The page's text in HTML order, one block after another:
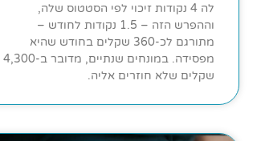
לה 4 נקודות זיכוי לפי הסטטוס שלה,
וההפרש הזה – 1.5 נקודות לחודש –
מתורגם לכ-360 שקלים בחודש שהיא
מפסידה. במונחים שנתיים, מדובר ב-4,300
שקלים שלא חוזרים אליה.